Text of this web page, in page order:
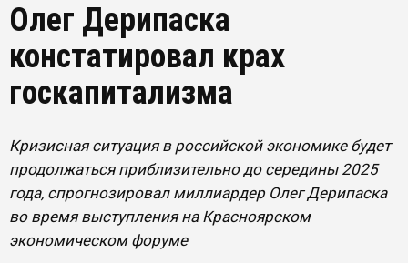
Олег Дерипаска
констатировал крах
госкапитализма
Кризисная ситуация в российской экономике будет
продолжаться приблизительно до середины 2025
года, спрогнозировал миллиардер Олег Дерипаска
во время выступления на Красноярском
экономическом форуме